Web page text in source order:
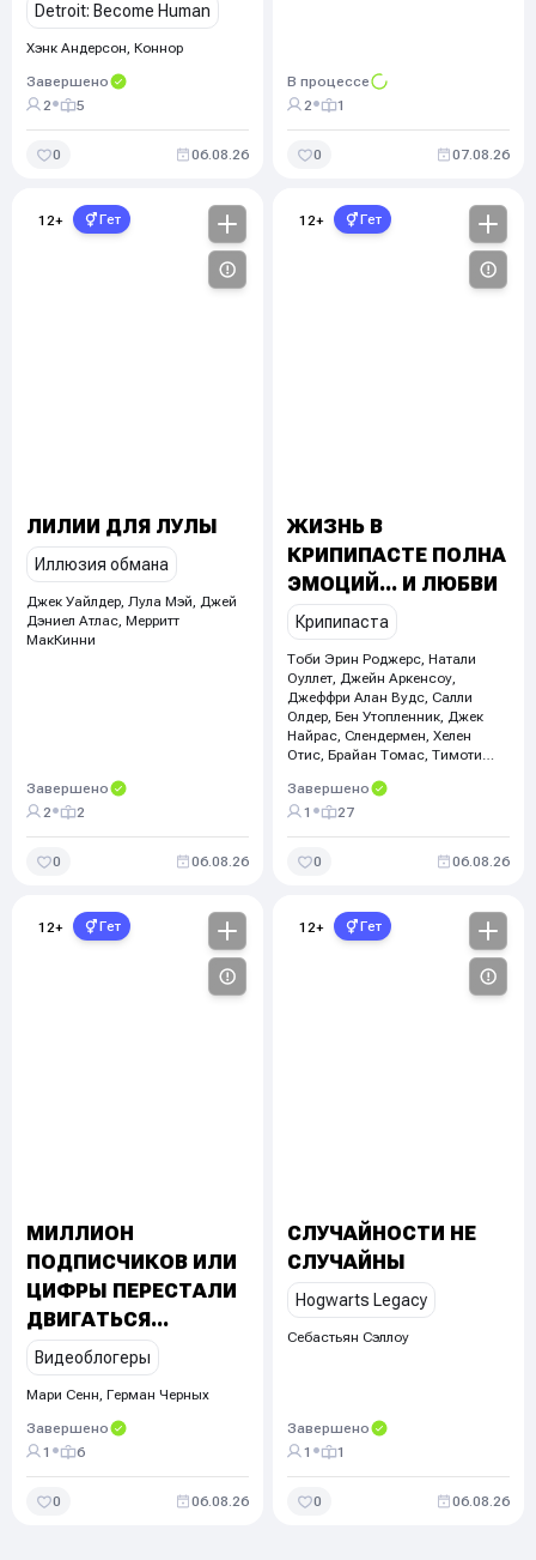
Detroit: Become Human
Хэнк Андерсон, Коннор
Завершено
2• 5
0 06.08.26
В процессе
2• 1
0 07.08.26
12+ Гет
ЛИЛИИ ДЛЯ ЛУЛЫ
Иллюзия обмана
Джек Уайлдер, Лула Мэй, Джей
Дэниел Атлас, Мерритт
МакКинни
Завершено
2• 2
0 06.08.26
12+ Гет
ЖИЗНЬ В
КРИПИПАСТЕ ПОЛНА
ЭМОЦИЙ... И ЛЮБВИ
Крипипаста
Тоби Эрин Роджерс, Натали
Оуллет, Джейн Аркенсоу,
Джеффри Алан Вудс, Салли
Олдер, Бен Утопленник, Джек
Найрас, Слендермен, Хелен
Отис, Брайан Томас, Тимоти
Завершено
1 • 27
0 06.08.26
12+ Гет
МИЛЛИОН
ПОДПИСЧИКОВ ИЛИ
ЦИФРЫ ПЕРЕСТАЛИ
ДВИГАТЬСЯ...
Видеоблогеры
Мари Сенн, Герман Черных
Завершено
1 • 6
0 06.08.26
12+ Гет
СЛУЧАЙНОСТИ НЕ
СЛУЧАЙНЫ
Hogwarts Legacy
Себастьян Сэллоу
Завершено
1 • 1
0 06.08.26